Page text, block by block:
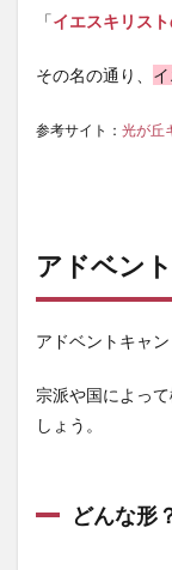
「イエスキリス
その名の通り、
参考サイト： 光が丘
アドベン
アドベントキャン
宗派や国によって
しょう。
どんな形